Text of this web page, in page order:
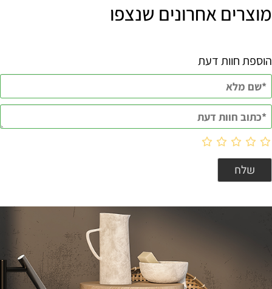
מוצרים אחרונים שנצפו
הוספת חוות דעת